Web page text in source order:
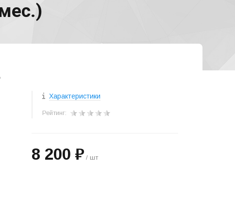
Характеристики
Рейтинг:
8 200 ₽ / шт